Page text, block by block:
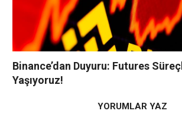
Binance’dan Duyuru: Futures
Yaşıyoruz!
YORUMLAR YAZ